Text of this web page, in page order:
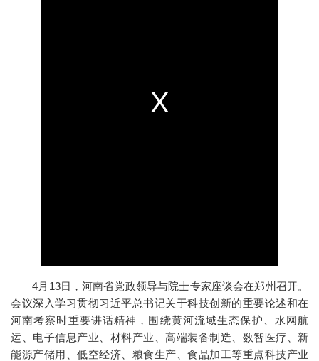
4月13日，河南省党政领导与院士专家座谈会在郑州召开。
会议深入学习贯彻习近平总书记关于科技创新的重要论述和在
河南考察时重要讲话精神，围绕黄河流域生态保护、水网航
运、电子信息产业、材料产业、高端装备制造、数智医疗、新
能源产储用、低空经济、粮食生产、食品加工等重点科技产业